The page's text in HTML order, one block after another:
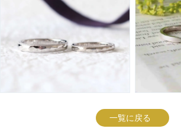
一覧に戻る